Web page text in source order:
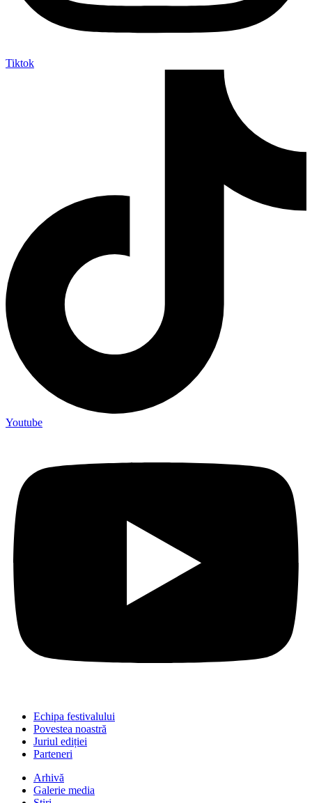
Tiktok
Youtube
Echipa festivalului
Povestea noastră
Juriul ediției
Parteneri
Arhivă
Galerie media